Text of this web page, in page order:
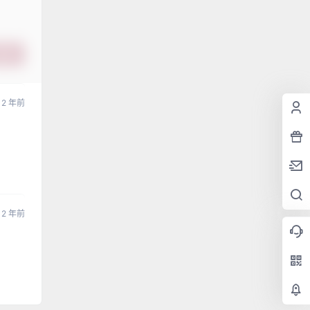
2 年前
2 年前